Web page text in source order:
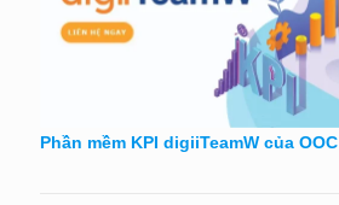
Phần mềm KPI digiiTeamW của OOC